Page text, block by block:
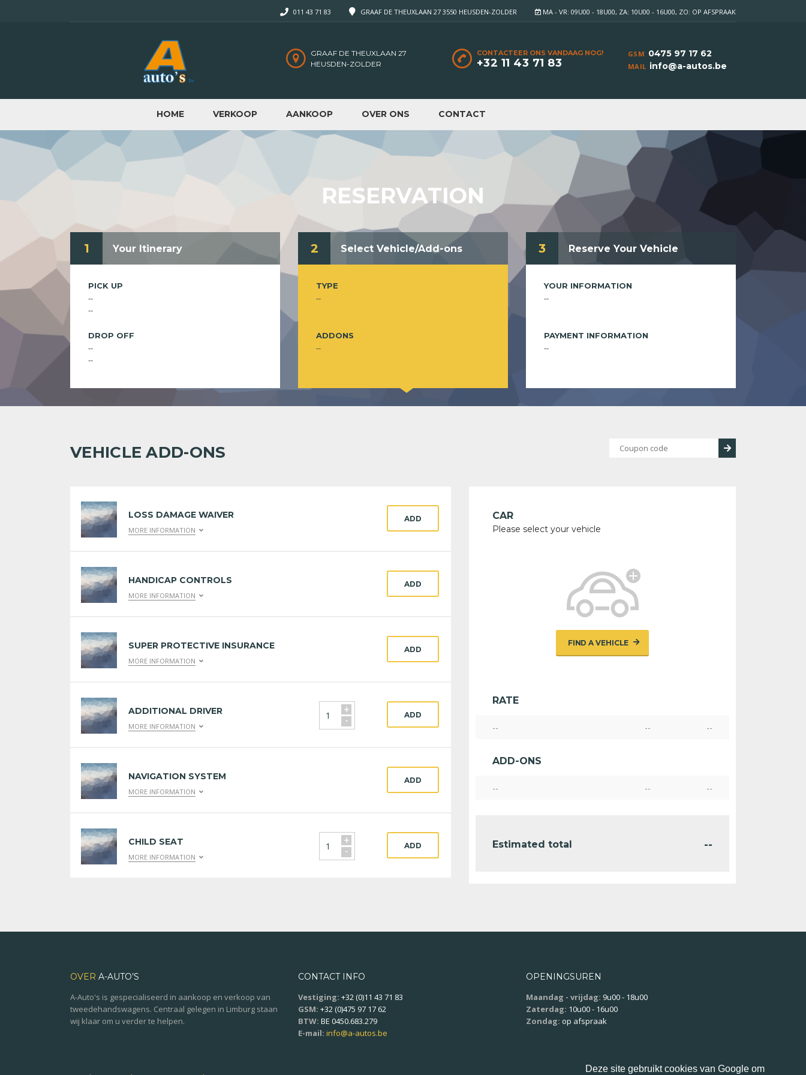
MA - VR: 09U00 - 18U00, ZA: 10U00 - 16U00, ZO: OP AFSPRAAK
GRAAF DE THEUXLAAN 27 3550 HEUSDEN-ZOLDER
011 43 71 83
GSM 0475 97 17 62
MAIL info@a-autos.be
CONTACTEER ONS VANDAAG NOG!
+32 11 43 71 83
GRAAF DE THEUXLAAN 27
HEUSDEN-ZOLDER
HOME VERKOOP AANKOOP OVER ONS CONTACT
RESERVATION
1 Your Itinerary
PICK UP
--
--
DROP OFF
--
--
2 Select Vehicle/Add-ons
TYPE
--
ADDONS
--
3 Reserve Your Vehicle
YOUR INFORMATION
--
PAYMENT INFORMATION
--
VEHICLE ADD-ONS
LOSS DAMAGE WAIVER
MORE INFORMATION
ADD
HANDICAP CONTROLS
MORE INFORMATION
ADD
SUPER PROTECTIVE INSURANCE
MORE INFORMATION
ADD
ADDITIONAL DRIVER
MORE INFORMATION
+
- ADD
NAVIGATION SYSTEM
MORE INFORMATION
ADD
CHILD SEAT
MORE INFORMATION
+
- ADD
CAR
Please select your vehicle
FIND A VEHICLE
RATE
-- -- --
ADD-ONS
-- -- --
Estimated total --
OVER A-AUTO’S
A-Auto's is gespecialiseerd in aankoop en verkoop van
tweedehandswagens. Centraal gelegen in Limburg staan
wij klaar om u verder te helpen.
CONTACT INFO
Vestiging: +32 (0)11 43 71 83
GSM: +32 (0)475 97 17 62
BTW: BE 0450.683.279
E-mail: info@a-autos.be
OPENINGSUREN
Maandag - vrijdag: 9u00 - 18u00
Zaterdag: 10u00 - 16u00
Zondag: op afspraak
Deze site gebruikt cookies van Google om